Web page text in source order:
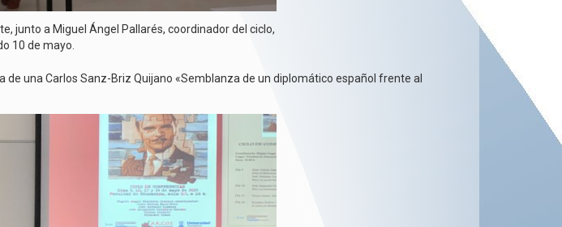
junto a Miguel Ángel Pallarés, coordinador del ciclo,
10 de mayo.
una Carlos Sanz-Briz Quijano «Semblanza de un diplomático español frente al